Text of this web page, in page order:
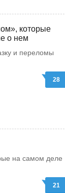
которые
о нем
и переломы
28
на самом деле
21